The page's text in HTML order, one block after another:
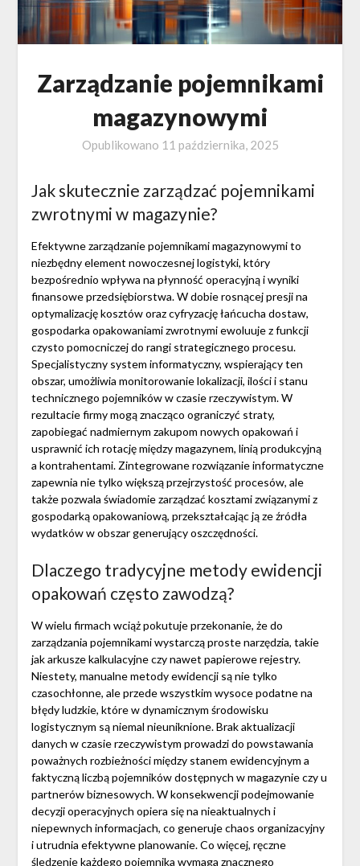
Zarządzanie pojemnikami
magazynowymi
Opublikowano 11 października, 2025
Jak skutecznie zarządzać pojemnikami
zwrotnymi w magazynie?
Efektywne zarządzanie pojemnikami magazynowymi to
niezbędny element nowoczesnej logistyki, który
bezpośrednio wpływa na płynność operacyjną i wyniki
finansowe przedsiębiorstwa. W dobie rosnącej presji na
optymalizację kosztów oraz cyfryzację łańcucha dostaw,
gospodarka opakowaniami zwrotnymi ewoluuje z funkcji
czysto pomocniczej do rangi strategicznego procesu.
Specjalistyczny system informatyczny, wspierający ten
obszar, umożliwia monitorowanie lokalizacji, ilości i stanu
technicznego pojemników w czasie rzeczywistym. W
rezultacie firmy mogą znacząco ograniczyć straty,
zapobiegać nadmiernym zakupom nowych opakowań i
usprawnić ich rotację między magazynem, linią produkcyjną
a kontrahentami. Zintegrowane rozwiązanie informatyczne
zapewnia nie tylko większą przejrzystość procesów, ale
także pozwala świadomie zarządzać kosztami związanymi z
gospodarką opakowaniową, przekształcając ją ze źródła
wydatków w obszar generujący oszczędności.
Dlaczego tradycyjne metody ewidencji
opakowań często zawodzą?
W wielu firmach wciąż pokutuje przekonanie, że do
zarządzania pojemnikami wystarczą proste narzędzia, takie
jak arkusze kalkulacyjne czy nawet papierowe rejestry.
Niestety, manualne metody ewidencji są nie tylko
czasochłonne, ale przede wszystkim wysoce podatne na
błędy ludzkie, które w dynamicznym środowisku
logistycznym są niemal nieuniknione. Brak aktualizacji
danych w czasie rzeczywistym prowadzi do powstawania
poważnych rozbieżności między stanem ewidencyjnym a
faktyczną liczbą pojemników dostępnych w magazynie czy u
partnerów biznesowych. W konsekwencji podejmowanie
decyzji operacyjnych opiera się na nieaktualnych i
niepewnych informacjach, co generuje chaos organizacyjny
i utrudnia efektywne planowanie. Co więcej, ręczne
śledzenie każdego pojemnika wymaga znacznego